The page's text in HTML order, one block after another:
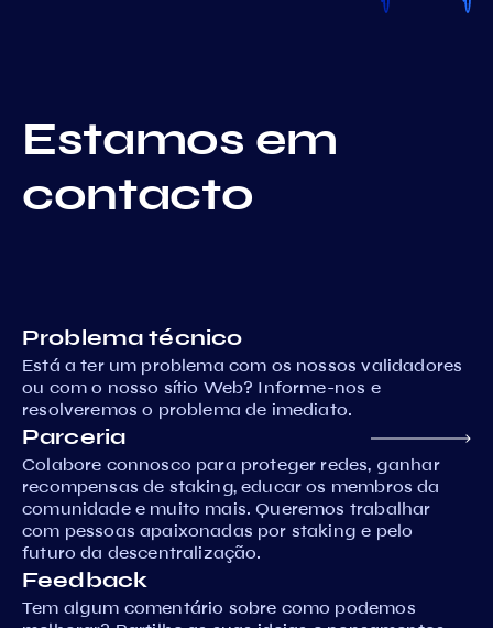
Estamos em
contacto
Problema técnico
Está a ter um problema com os nossos validadores
ou com o nosso sítio Web? Informe-nos e
resolveremos o problema de imediato.
Parceria
Colabore connosco para proteger redes, ganhar
recompensas de staking, educar os membros da
comunidade e muito mais. Queremos trabalhar
com pessoas apaixonadas por staking e pelo
futuro da descentralização.
Feedback
Tem algum comentário sobre como podemos